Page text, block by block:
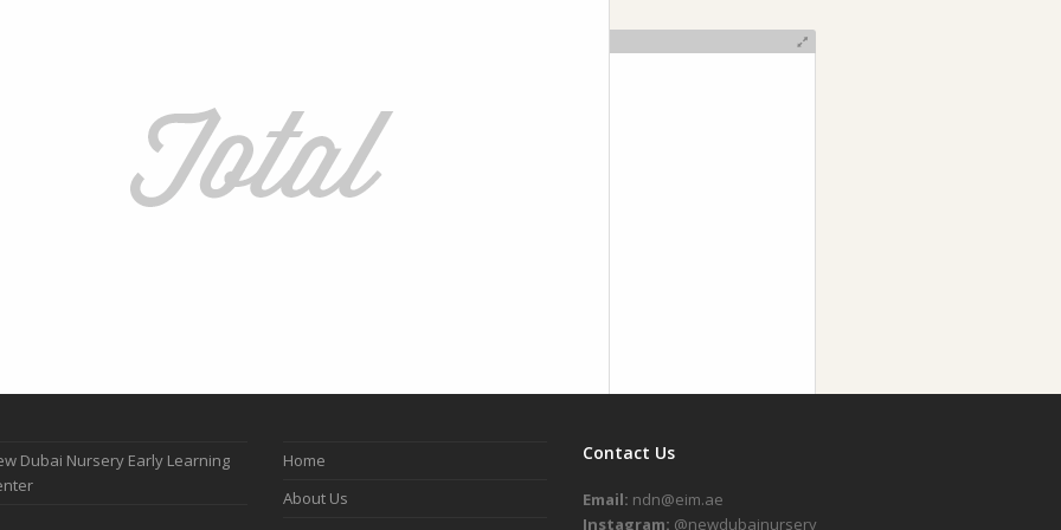
Dubai Nursery Early Learning
Home
About Us
Contact Us
Email: ndn@eim.ae
Instagram: @newdubainursery